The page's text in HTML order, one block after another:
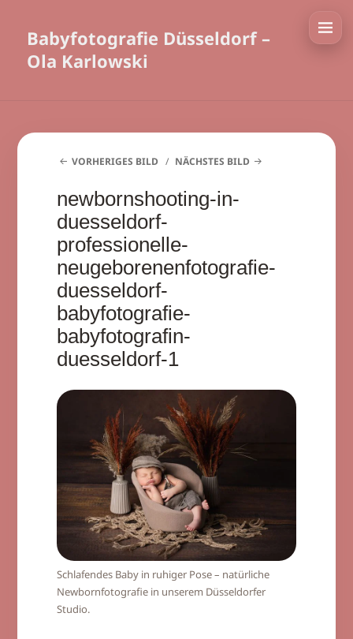
Babyfotografie Düsseldorf –
Ola Karlowski
VORHERIGES BILD NÄCHSTES BILD
newbornshooting-in-
duesseldorf-
professionelle-
neugeborenenfotografie-
duesseldorf-
babyfotografie-
babyfotografin-
duesseldorf-1
Schlafendes Baby in ruhiger Pose – natürliche
Newbornfotografie in unserem Düsseldorfer
Studio.